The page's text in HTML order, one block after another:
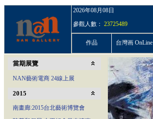
2026年08月08日
參觀人數： 23725489
作品 台灣画 OnLine
當期展覽
NAN藝術電商 24線上展
2015
南畫廊:2015台北藝術博覽會